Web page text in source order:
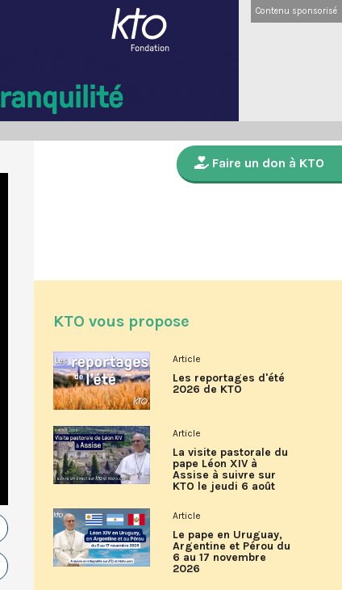
Contenu sponsorisé
Faire un don à KTO
KTO vous propose
Article
Les reportages d'été
2026 de KTO
Article
La visite pastorale du
pape Léon XIV à
Assise à suivre sur
KTO le jeudi 6 août
Article
Le pape en Uruguay,
Argentine et Pérou du
6 au 17 novembre
2026